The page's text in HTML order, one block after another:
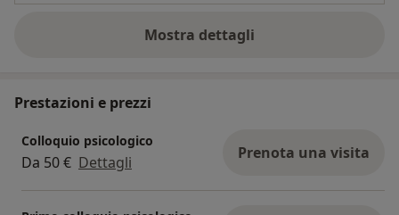
Mostra dettagli
sull'esperienza
Prestazioni e prezzi
Colloquio psicologico
Da 50 € Dettagli Prenota una visita